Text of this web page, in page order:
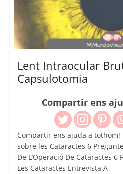
Lent Intraocular
Capsulotomia
Compartir ens
Compartir ens ajuda a
sobre les Cataractes 6
De L’Operació De Cataractes
Les Cataractes Entrevista A